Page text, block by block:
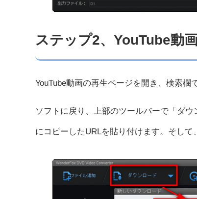
ステップ2、YouTube動
YouTube動画の再生ページを開き、検索欄
ソフトに戻り、上部のツールバーで「ダ
にコピーしたURLを貼り付けます。そして